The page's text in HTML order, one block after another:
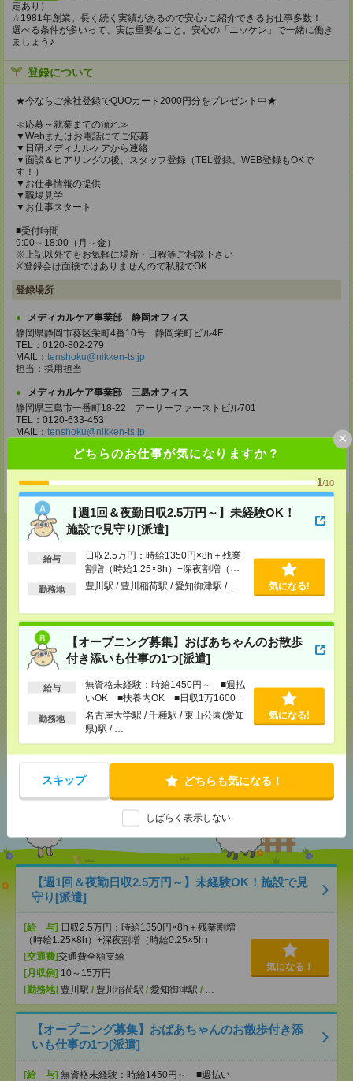
どちらのお仕事が気になりますか？
1/10
【週1回＆夜勤日収2.5万円～】未経験OK！
施設で見守り[派遣]
給与
日収2.5万円：時給1350円×8h＋残業
割増（時給1.25×8h）+深夜割増（時
給0.25×5h）
勤務地 豊川駅 / 豊川稲荷駅 / 愛知御津駅 / … 気になる!
【オープニング募集】おばあちゃんのお散歩
付き添いも仕事の1つ[派遣]
給与
無資格未経験：時給1450円～ ■週払
いOK ■扶養内OK ■日収1万1600円
以上
勤務地
名古屋大学駅 / 千種駅 / 東山公園(愛知
県)駅 / …
気になる!
スキップ どちらも気になる！
しばらく表示しない
×
定あり）
☆1981年創業。長く続く実績があるので安心♪ご紹介できるお仕事多数！
選べる条件が多いって、実は重要なこと。安心の「ニッケン」で一緒に働き
ましょう♪
登録について
★今ならご来社登録でQUOカード2000円分をプレゼント中★
≪応募～就業までの流れ≫
▼Webまたはお電話にてご応募
▼日研メディカルケアから連絡
▼面談＆ヒアリングの後、スタッフ登録（TEL登録、WEB登録もOKで
す！）
▼お仕事情報の提供
▼職場見学
▼お仕事スタート
■受付時間
9:00～18:00（月～金）
※上記以外でもお気軽に場所・日程等ご相談下さい
※登録会は面接ではありませんので私服でOK
登録場所
メディカルケア事業部 静岡オフィス
静岡県静岡市葵区栄町4番10号 静岡栄町ビル4F
TEL：0120-802-279
MAIL： tenshoku@nikken-ts.jp
担当：採用担当
メディカルケア事業部 三島オフィス
静岡県三島市一番町18-22 アーサーファーストビル701
TEL：0120-633-453
MAIL： tenshoku@nikken-ts.jp
登録交通費
★今ならご来社登録でQUOカード2000円分をプレゼント中★
応募ページへ
気になる！ 電話応募
メールで送る LINEで送る
あなたの閲覧履歴からの
おすすめ
【週1回＆夜勤日収2.5万円～】未経験OK！施設で見
守り[派遣]
[給 与] 日収2.5万円：時給1350円×8h＋残業割増
（時給1.25×8h）+深夜割増（時給0.25×5h）
[交通費]交通費全額支給
[月収例] 10～15万円
[勤務地] 豊川駅 / 豊川稲荷駅 / 愛知御津駅 / …
気になる！
【オープニング募集】おばあちゃんのお散歩付き添
いも仕事の1つ[派遣]
[給 与] 無資格未経験：時給1450円～ ■週払い